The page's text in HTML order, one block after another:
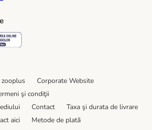
Security
zooplus
Corporate Website
şi condiţii
Contact
Taxa şi durata de livrare
aici
Metode de plată